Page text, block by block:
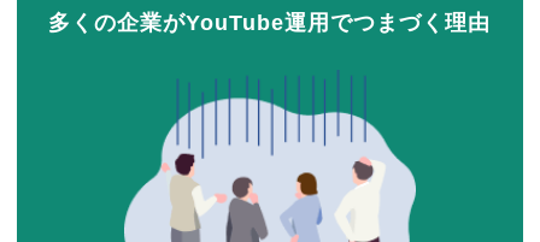
多くの企業がYouTube運用でつまづく理由